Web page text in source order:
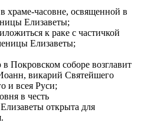
храме-часовне, освященной в
Елизаветы;
к раке с частичкой
Елизаветы;
Покровском соборе возглавит
викарий Святейшего
и всея Руси;
в честь
открыта для